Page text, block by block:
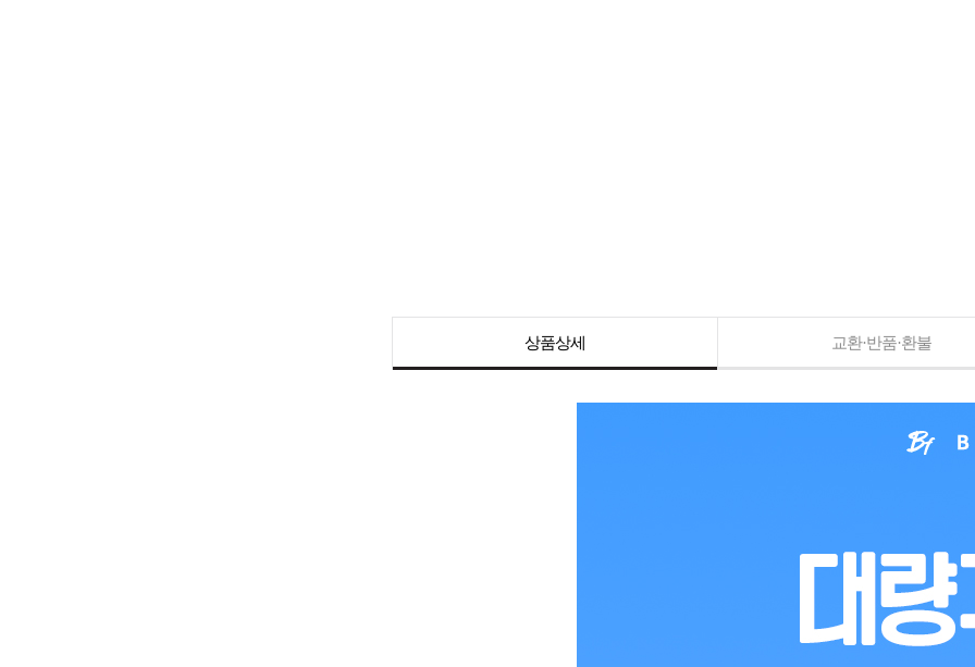
상품상세 교환·반품·환불